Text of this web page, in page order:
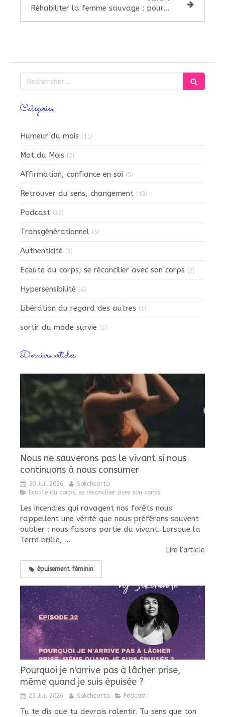
Réhabiliter la femme sauvage : pourquoi les femmes ont peur d'être visibles ?
Rechercher
Catégories
Humeur du mois (11)
Mot du Mois (2)
Affirmation, confiance en soi (5)
Retrouver du sens, changement (13)
Podcast (22)
Transgénérationnel (5)
Authenticité (9)
Ecoute du corps, se réconcilier avec son corps (2)
Hypersensibilité (4)
Libération du regard des autres (1)
sortir du mode survie (2)
Derniers articles
Nous ne sauverons pas le vivant si nous
continuons à nous consumer
30 Juil 2026
Sokchearta
Ecoute du corps, se réconcilier avec son corps
Les incendies qui ravagent nos forêts nous
rappellent une vérité que nous préférons souvent
oublier : nous faisons partie du vivant. Lorsque la
Terre brûle, ...
Lire l'article
épuisement féminin
Pourquoi je n'arrive pas à lâcher prise,
même quand je suis épuisée ?
23 Juil 2026 Sokchearta Podcast
Tu te dis que tu devrais ralentir. Tu sens que ton